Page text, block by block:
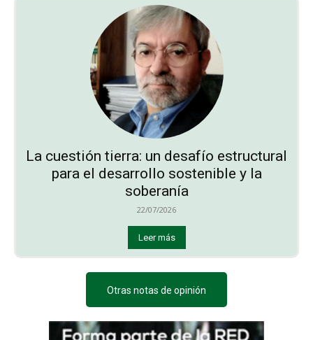
La cuestión tierra: un desafío estructural
para el desarrollo sostenible y la
soberanía
22/07/2026
Leer más
Otras notas de opinión